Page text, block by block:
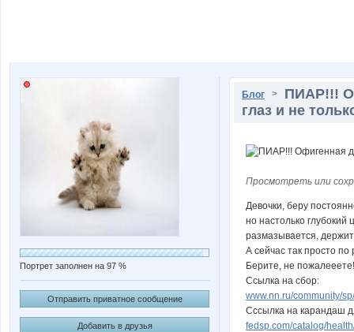
Портрет заполнен на 97 %
Отправить приватное сообщение
Добавить в друзья
Блог > ПИАР!!!
глаз и не
Просмотреть или
Девочки, беру
но настолько глубокий
размазывается,
А сейчас так просто
Берите, не
Ссылка на сбор:
www.nn.ru/community/
Сссылка на карандаш
fedsp.com/catalog/